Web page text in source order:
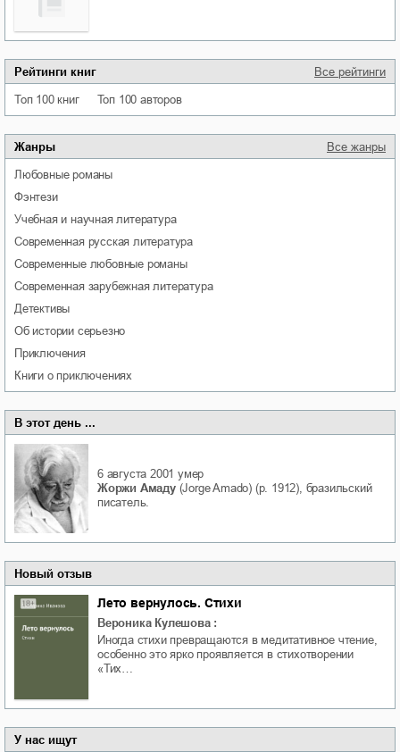
Рейтинги книг Все рейтинги
Топ 100 книг Топ 100 авторов
Жанры Все жанры
любовные романы
фэнтези
учебная и научная литература
современная русская литература
современные любовные романы
современная зарубежная литература
детективы
об истории серьезно
приключения
книги о приключениях
В этот день ...
6 августа 2001 умер
Жоржи Амаду(Jorge Amado) (р. 1912), бразильский
писатель.
Новый отзыв
Лето вернулось. Стихи
Вероника Кулешова :
Иногда стихи превращаются в медитативное чтение,
особенно это ярко проявляется в стихотворении
«Тих…
У нас ищут